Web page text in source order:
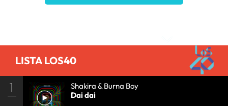
•RADIO•AGENDA•PRISA MEDIA•
COMUNICACIÓN•COMUNICACIÓN•
LISTA LOS40
1
Shakira & Burna Boy
Dai dai